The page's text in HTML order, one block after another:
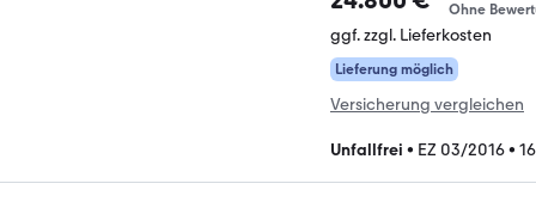
Ohne
ggf. zzgl. Lieferkosten
Lieferung möglich
Versicherung vergleichen
Unfallfrei • EZ 03/2016•